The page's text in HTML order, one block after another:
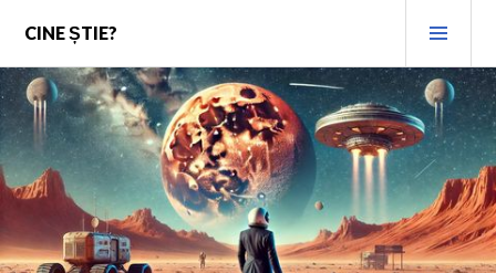
content
CINE ȘTIE?